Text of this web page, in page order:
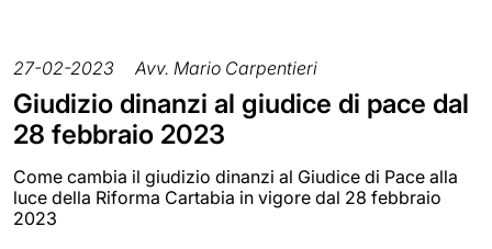
27-02-2023 Avv. Mario Carpentieri
Giudizio dinanzi al giudice di pace dal
28 febbraio 2023
Come cambia il giudizio dinanzi al Giudice di Pace alla
luce della Riforma Cartabia in vigore dal 28 febbraio
2023